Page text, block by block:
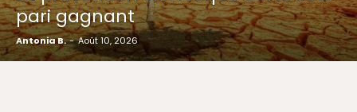
pari gagnant
Antonia B. - Août 10, 2026